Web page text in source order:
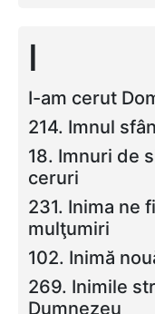
I
I-am cerut
214. Imnul
18. Imnuri de
ceruri
231. Inima ne
mulţumiri
102. Inimă
269. Inimile
Dumnezeu